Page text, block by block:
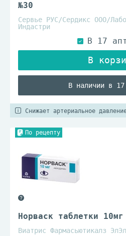
№30
Сервье РУС/Сердикс ООО/
Индастри
В наличии в 17
Снижает артериальное
По рецепту
Норваск таблетки
Виатрис Фармасьютикалз